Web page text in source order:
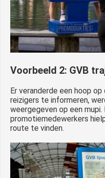
Voorbeeld 2: GVB
Er veranderde een hoop
reizigers te informeren,
weergegeven op een mupi.
promotiemedewerkers
route te vinden.